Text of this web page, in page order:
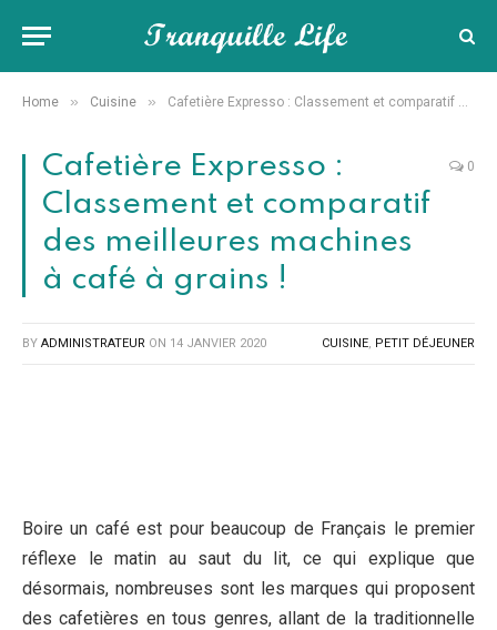
Home » Cuisine » Cafetière Expresso : Classement et comparatif des meilleures machines à café à grains !
Cafetière Expresso :
Classement et comparatif
des meilleures machines
à café à grains !
0
BY ADMINISTRATEUR ON 14 JANVIER 2020 CUISINE, PETIT DÉJEUNER
Boire un café est pour beaucoup de Français le premier
réflexe le matin au saut du lit, ce qui explique que
désormais, nombreuses sont les marques qui proposent
des cafetières en tous genres, allant de la traditionnelle